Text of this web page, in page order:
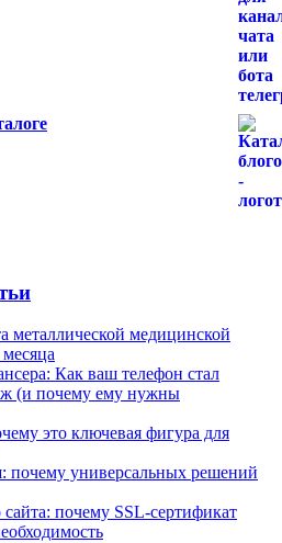
металлической медицинской
Как ваш телефон стал
(и почему ему нужны
это ключевая фигура для
почему универсальных решений
сайта: почему SSL-сертификат